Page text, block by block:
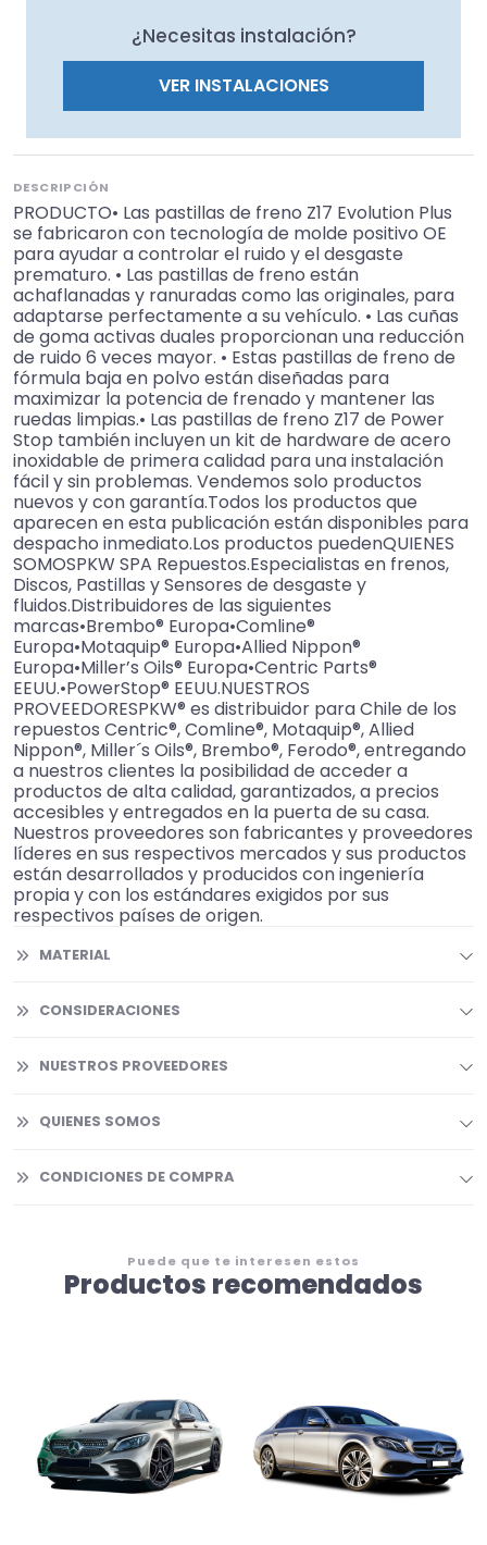
¿Necesitas instalación?
VER INSTALACIONES
DESCRIPCIÓN
PRODUCTO• Las pastillas de freno Z17 Evolution Plus
se fabricaron con tecnología de molde positivo OE
para ayudar a controlar el ruido y el desgaste
prematuro. • Las pastillas de freno están
achaflanadas y ranuradas como las originales, para
adaptarse perfectamente a su vehículo. • Las cuñas
de goma activas duales proporcionan una reducción
de ruido 6 veces mayor. • Estas pastillas de freno de
fórmula baja en polvo están diseñadas para
maximizar la potencia de frenado y mantener las
ruedas limpias.• Las pastillas de freno Z17 de Power
Stop también incluyen un kit de hardware de acero
inoxidable de primera calidad para una instalación
fácil y sin problemas. Vendemos solo productos
nuevos y con garantía.Todos los productos que
aparecen en esta publicación están disponibles para
despacho inmediato.Los productos puedenQUIENES
SOMOSPKW SPA Repuestos.Especialistas en frenos,
Discos, Pastillas y Sensores de desgaste y
fluidos.Distribuidores de las siguientes
marcas•Brembo® Europa•Comline®
Europa•Motaquip® Europa•Allied Nippon®
Europa•Miller’s Oils® Europa•Centric Parts®
EEUU.•PowerStop® EEUU.NUESTROS
PROVEEDORESPKW® es distribuidor para Chile de los
repuestos Centric®, Comline®, Motaquip®, Allied
Nippon®, Miller´s Oils®, Brembo®, Ferodo®, entregando
a nuestros clientes la posibilidad de acceder a
productos de alta calidad, garantizados, a precios
accesibles y entregados en la puerta de su casa.
Nuestros proveedores son fabricantes y proveedores
líderes en sus respectivos mercados y sus productos
están desarrollados y producidos con ingeniería
propia y con los estándares exigidos por sus
respectivos países de origen.
MATERIAL
CONSIDERACIONES
NUESTROS PROVEEDORES
QUIENES SOMOS
CONDICIONES DE COMPRA
Puede que te interesen estos
Productos recomendados